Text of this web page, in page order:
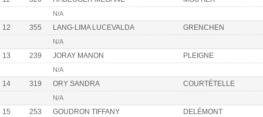
N/A
12 355 LANG-LIMA LUCEVALDA GRENCHEN
N/A
13 239 JORAY MANON PLEIGNE
N/A
14 319 ORY SANDRA COURTÉTELLE
N/A
15 253 GOUDRON TIFFANY DELÉMONT